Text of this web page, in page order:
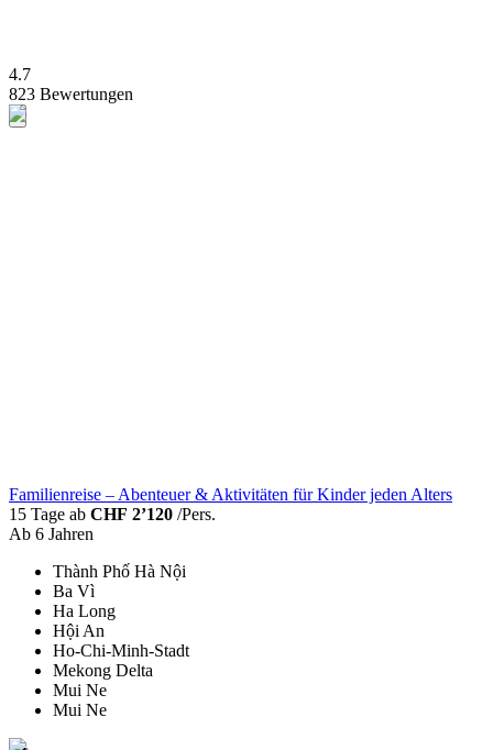
4.7
823 Bewertungen
Familienreise – Abenteuer & Aktivitäten für Kinder jeden Alters
15 Tage ab CHF 2’120 /Pers.
Ab 6 Jahren
Thành Phố Hà Nội
Ba Vì
Ha Long
Hội An
Ho-Chi-Minh-Stadt
Mekong Delta
Mui Ne
Mui Ne